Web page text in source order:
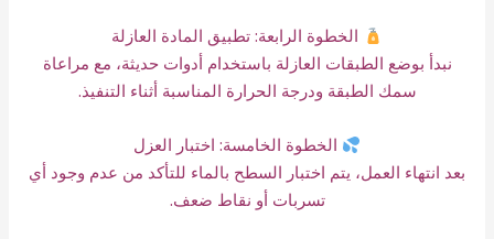
الخطوة الرابعة: تطبيق المادة العازلة
نبدأ بوضع الطبقات العازلة باستخدام أدوات حديثة، مع مراعاة
سمك الطبقة ودرجة الحرارة المناسبة أثناء التنفيذ.
الخطوة الخامسة: اختبار العزل
بعد انتهاء العمل، يتم اختبار السطح بالماء للتأكد من عدم وجود أي
تسربات أو نقاط ضعف.